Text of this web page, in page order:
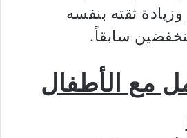
ثقته بنفسه
سابقاً.
مع الأطفال